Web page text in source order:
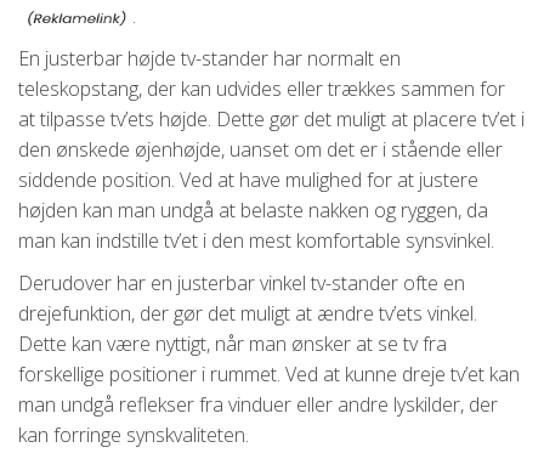
.
En justerbar højde tv-stander har normalt en
teleskopstang, der kan udvides eller trækkes sammen for
at tilpasse tv’ets højde. Dette gør det muligt at placere tv’et i
den ønskede øjenhøjde, uanset om det er i stående eller
siddende position. Ved at have mulighed for at justere
højden kan man undgå at belaste nakken og ryggen, da
man kan indstille tv’et i den mest komfortable synsvinkel.
Derudover har en justerbar vinkel tv-stander ofte en
drejefunktion, der gør det muligt at ændre tv’ets vinkel.
Dette kan være nyttigt, når man ønsker at se tv fra
forskellige positioner i rummet. Ved at kunne dreje tv’et kan
man undgå reflekser fra vinduer eller andre lyskilder, der
kan forringe synskvaliteten.